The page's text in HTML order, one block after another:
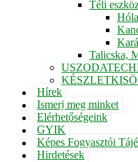
Téli
Talicska,
Hírek
Ismerj meg minket
Elérhetőségeink
GYIK
Képes Fogyasztói
Hirdetések